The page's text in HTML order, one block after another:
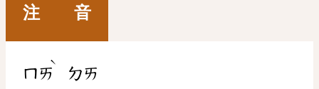
注 音
ㄇㄞ
ˋ
ㄉㄞ